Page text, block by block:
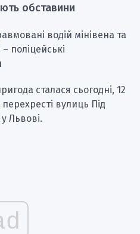
обставини
водій мінівена та
поліцейські
сталася сьогодні, 12
вулиць Під
Львові.